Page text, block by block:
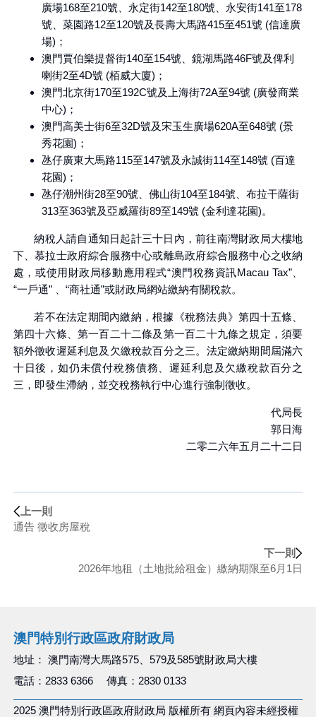
廣場168至210號、永定街142至180號、永安街141至178
號、菜園路12至120號及長壽大馬路415至451號 (信達廣
場)；
澳門賈伯樂提督街140至154號、鏡湖馬路46F號及俾利
喇街2至4D號 (栢威大廈)；
澳門北京街170至192C號及上海街72A至94號 (廣發商業
中心)；
澳門高美士街6至32D號及宋玉生廣場620A至648號 (景
秀花園)；
氹仔廣東大馬路115至147號及永誠街114至148號 (百達
花園)；
氹仔潮州街28至90號、佛山街104至184號、布拉干薩街
313至363號及亞威羅街89至149號 (金利達花園)。
納稅人請自通知日起計三十日內，前往南灣財政局大樓地
下、慕拉士政府綜合服務中心或離島政府綜合服務中心之收納
處，或使用財政局移動應用程式“澳門稅務資訊Macau Tax”、
“一戶通” 、“商社通”或財政局網站繳納有關稅款。
若不在法定期間內繳納，根據《稅務法典》第四十五條、
第四十六條、第一百二十二條及第一百二十九條之規定，須要
額外徵收遲延利息及欠繳稅款百分之三。法定繳納期間屆滿六
十日後，如仍未償付稅務債務、遲延利息及欠繳稅款百分之
三，即發生滯納，並交稅務執行中心進行強制徵收。
代局長
郭日海
二零二六年五月二十二日
上一則
通告 徵收房屋稅
下一則
2026年地租（土地批給租金）繳納期限至6月1日
澳門特別行政區政府財政局
地址： 澳門南灣大馬路575、579及585號財政局大樓
電話：2833 6366 傳真：2830 0133
2025 澳門特別行政區政府財政局 版權所有 網頁內容未經授權